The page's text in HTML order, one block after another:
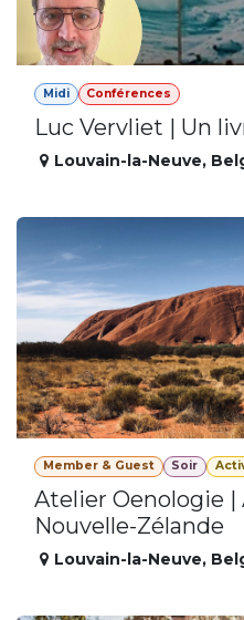
Midi Conférences
Luc Vervliet | Un
Louvain-la-Neuve,
Member & Guest Soir
Atelier Oenologie |
Nouvelle-Zélande
Louvain-la-Neuve,